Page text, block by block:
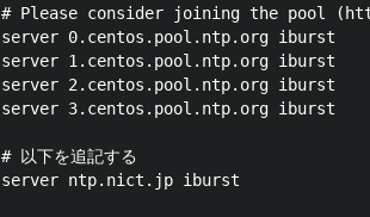
# Please consider joining the pool
server 0.centos.pool.ntp.org iburst
server 1.centos.pool.ntp.org iburst
server 2.centos.pool.ntp.org iburst
server 3.centos.pool.ntp.org iburst
# 以下を追記する
server ntp.nict.jp iburst